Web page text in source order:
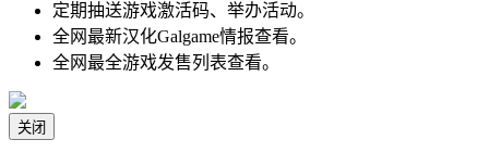
定期抽送游戏激活码、举办活动。
全网最新汉化Galgame情报查看。
全网最全游戏发售列表查看。
关闭